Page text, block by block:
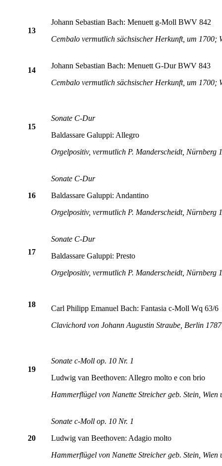
13
Johann Sebastian Bach: Menuett g-Moll BWV 842
Cembalo vermutlich sächsischer Herkunft, um 1700;
14
Johann Sebastian Bach: Menuett G-Dur BWV 843
Cembalo vermutlich sächsischer Herkunft, um 1700;
15
Sonate C-Dur
Baldassare Galuppi: Allegro
Orgelpositiv, vermutlich P. Manderscheidt, Nürnberg
16
Sonate C-Dur
Baldassare Galuppi: Andantino
Orgelpositiv, vermutlich P. Manderscheidt, Nürnberg
17
Sonate C-Dur
Baldassare Galuppi: Presto
Orgelpositiv, vermutlich P. Manderscheidt, Nürnberg
18 Carl Philipp Emanuel Bach: Fantasia c-Moll Wq 63/6
Clavichord von Johann Augustin Straube, Berlin
19
Sonate c-Moll op. 10 Nr. 1
Ludwig van Beethoven: Allegro molto e con brio
Hammerflügel von Nanette Streicher geb. Stein,
20
Sonate c-Moll op. 10 Nr. 1
Ludwig van Beethoven: Adagio molto
Hammerflügel von Nanette Streicher geb. Stein,